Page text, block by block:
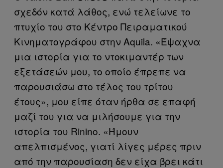
σχεδόν κατά λάθος, ενώ τελείωνε το
πτυχίο του στο Κέντρο Πειραματικού
Κινηματογράφου στην Aquila. «Έψαχνα
μια ιστορία για το ντοκιμαντέρ των
εξετάσεών μου, το οποίο έπρεπε να
παρουσιάσω στο τέλος του τρίτου
έτους», μου είπε όταν ήρθα σε επαφή
μαζί του για να μιλήσουμε για την
ιστορία του Rinino. «Ήμουν
απελπισμένος, γιατί λίγες μέρες πριν
από την παρουσίαση δεν είχα βρει κάτι